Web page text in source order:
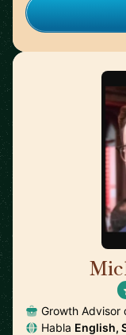
Growth Advisor
Habla English,